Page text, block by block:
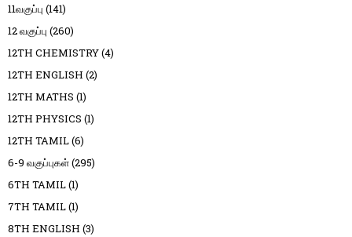
11வகுப்பு (141)
12 வகுப்பு (260)
12TH CHEMISTRY(4)
12TH ENGLISH (2)
12TH MATHS (1)
12TH PHYSICS (1)
12TH TAMIL(6)
6-9 வகுப்புகள்(295)
6TH TAMIL(1)
7TH TAMIL(1)
8TH ENGLISH (3)